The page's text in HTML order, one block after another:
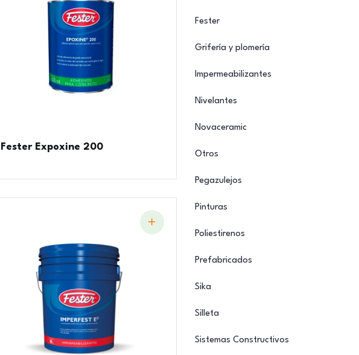
Fester Expoxine 200
Fester
Grifería y plomería
Impermeabilizantes
Nivelantes
Novaceramic
Otros
Pegazulejos
Pinturas
Poliestirenos
Prefabricados
Sika
Silleta
Sistemas Constructivos